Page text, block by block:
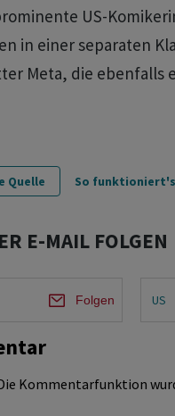
US-
in einer separaten
Meta, die ebenfalls
Quelle So funktioniert's
E-MAIL FOLGEN
Folgen US
Kommentarfunktion